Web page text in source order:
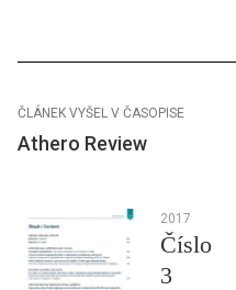
ČLÁNEK VYŠEL V ČASOPISE
Athero Review
2017
Číslo
3